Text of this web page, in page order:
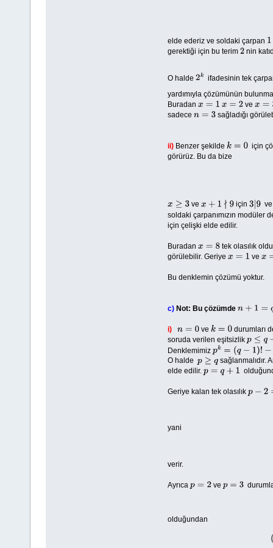
elde ederiz ve soldaki çarpan 1(
gerektiği için bu terim 2 nin
O halde 2k ifadesinin tek
yardımıyla çözümünün
Buradan x= 1 x= 2 vex=3
sadece n=3 sağladığı
ii)Benzer şekilde k=0
için
görürüz. Bu da bize
x≥ 3 ve x+1∤ 9 için 3| 9
soldaki çarpanımızın modüler
için çelişki elde edilir.
Buradan x= 8
tek olasılık
görülebilir. Geriye x= 1 ve x= 2
Bu denklemin çözümü yoktur.
c) Not: Bu çözümde n+1= q
i) n=0 ve k=0
durumları
soruda verilen eşitsizlik p≤q+ 2
Denklemimiz pk=(q −1) !−q
O halde p≥q
sağlanmalıdır.
elde edilir. p=q+ 1
Geriye kalan tek olasılık p−2=q
yani
verir.
Ayrıca p=2 ve p=3
olduğundan